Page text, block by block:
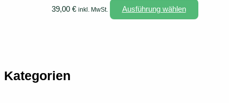
Kategorien
39,00 € inkl. MwSt. Ausführung wählen